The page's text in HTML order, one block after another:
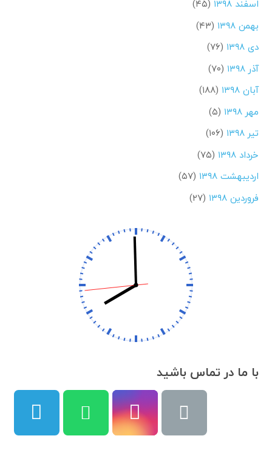
اسفند ۱۳۹۸
(۴۵)
بهمن ۱۳۹۸
(۴۳)
دی ۱۳۹۸
(۷۶)
آذر ۱۳۹۸
(۷۰)
آبان ۱۳۹۸
(۱۸۸)
مهر ۱۳۹۸
(۵)
تیر ۱۳۹۸
(۱۰۶)
خرداد ۱۳۹۸
(۷۵)
اردیبهشت ۱۳۹۸
(۵۷)
فروردین ۱۳۹۸
(۲۷)
با ما در تماس باشید